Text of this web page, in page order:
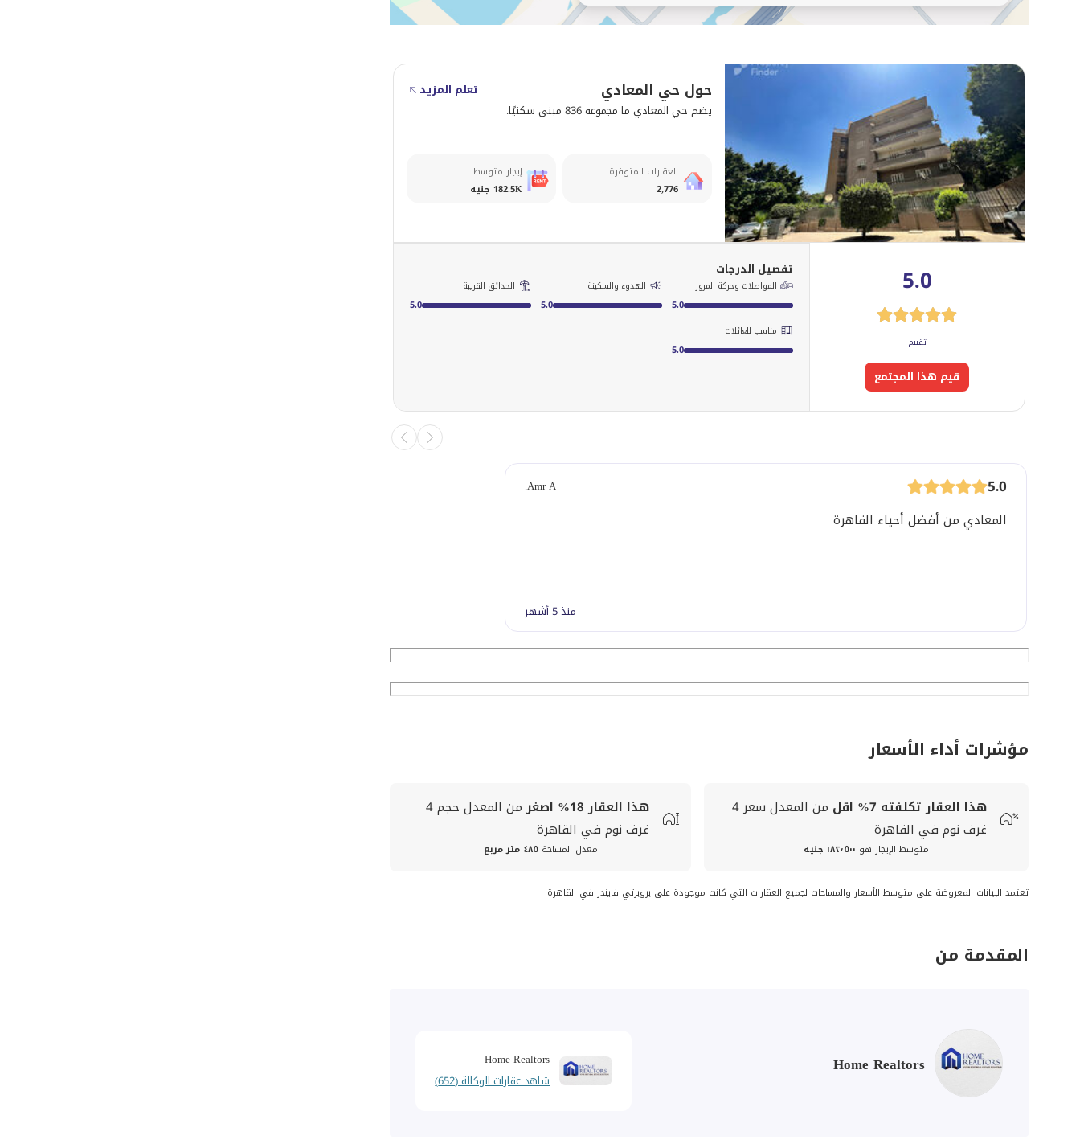
حول حي المعادي
تعلم المزيد
يضم حي المعادي ما مجموعه 836 مبنى سكنيًا.
العقارات المتوفرة.
2,776
إيجار متوسط
182.5K جنيه
5.0
تقييم
قيم هذا المجتمع
تفصيل الدرجات
المواصلات وحركة المرور
5.0
الهدوء والسكينة
5.0
الحدائق القريبة
5.0
مناسب للعائلات
5.0
5.0
Amr A.
المعادي من أفضل أحياء القاهرة
منذ 5 أشهر
مؤشرات أداء الأسعار
هذا العقار تكلفته 7% اقل من المعدل سعر4
غرف نوم في القاهرة
متوسط الإيجار هو ١٨٢٬٥٠٠ جنيه
هذا العقار 18% اصغر من المعدل حجم4
غرف نوم في القاهرة
معدل المساحة ٤٨٥ متر مربع
تعتمد البيانات المعروضة على متوسط الأسعار والمساحات لجميع العقارات التي كانت موجودة على بروبرتي فايندر في القاهرة
المقدمة من
Home Realtors
Home Realtors
شاهد عقارات الوكالة (652)